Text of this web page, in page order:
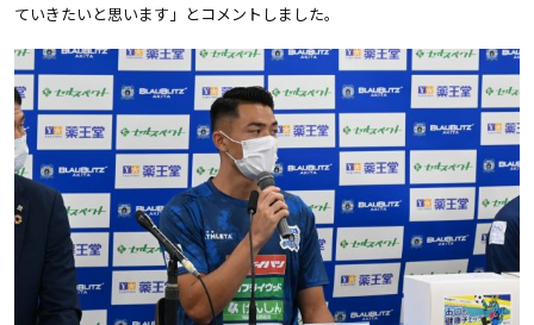
ていきたいと思います」とコメントしました。